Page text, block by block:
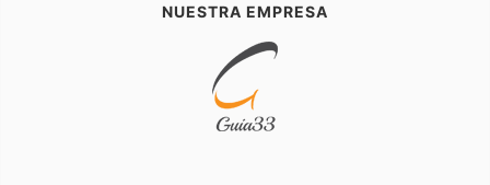
NUESTRA EMPRESA